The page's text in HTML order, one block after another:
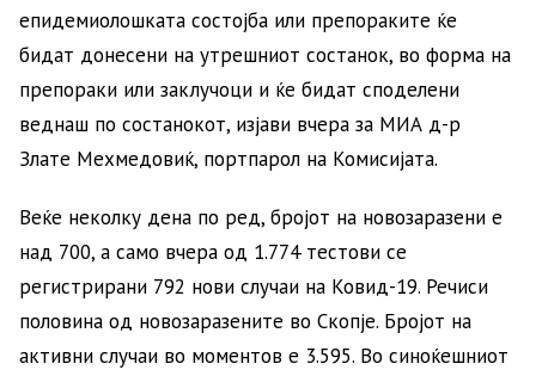
епидемиолошката состојба или препораките ќе
бидат донесени на утрешниот состанок, во форма на
препораки или заклучоци и ќе бидат споделени
веднаш по состанокот, изјави вчера за МИА д-р
Злате Мехмедовиќ, портпарол на Комисијата.
Веќе неколку дена по ред, бројот на новозаразени е
над 700, а само вчера од 1.774 тестови се
регистрирани 792 нови случаи на Ковид-19. Речиси
половина од новозаразените во Скопје. Бројот на
активни случаи во моментов е 3.595. Во синоќешниот